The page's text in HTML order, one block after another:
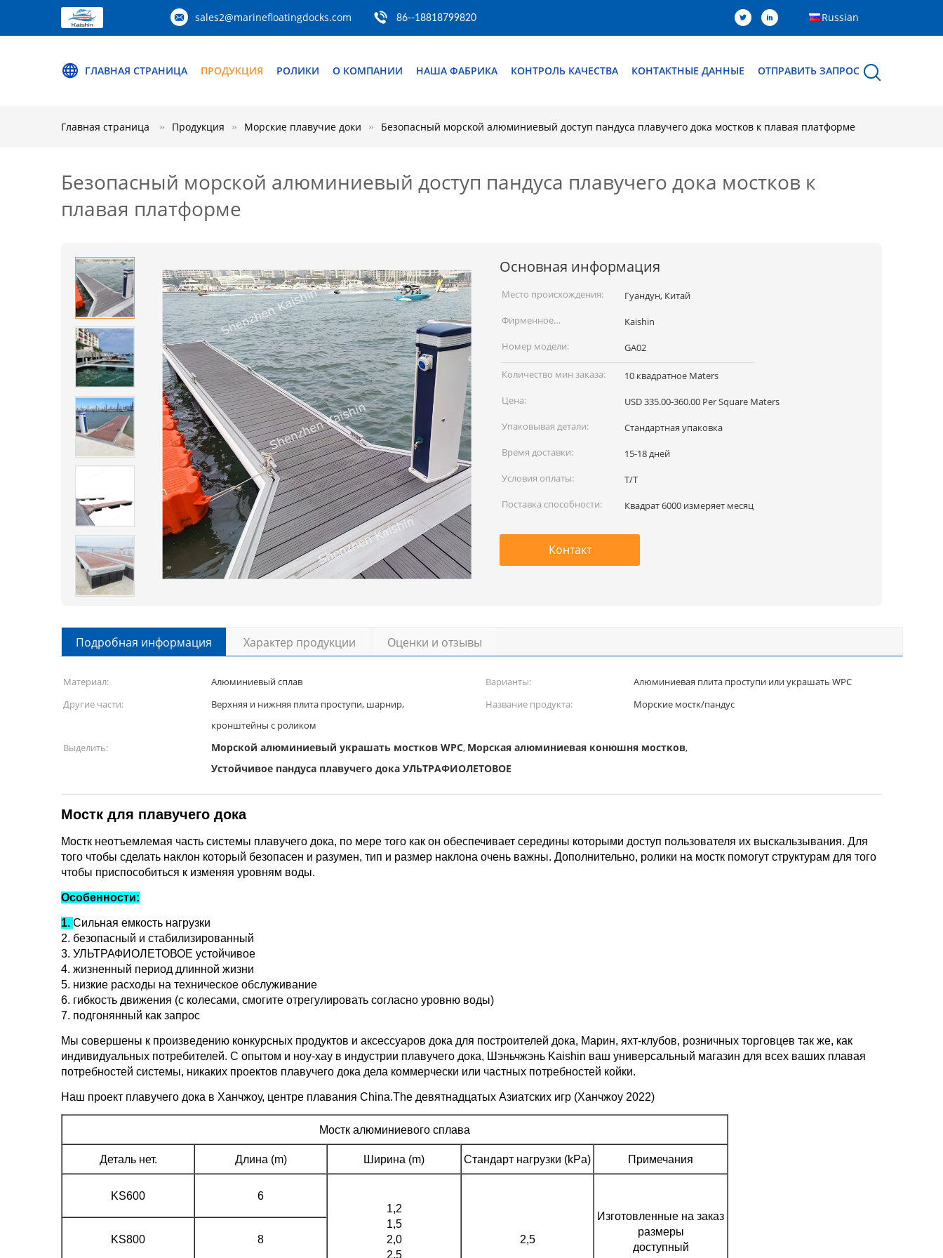
sales2@marinefloatingdocks.com 86--18818799820 Russian
ГЛАВНАЯ СТРАНИЦА ПРОДУКЦИЯ РОЛИКИ О КОМПАНИИ НАША ФАБРИКА КОНТРОЛЬ КАЧЕСТВА КОНТАКТНЫЕ ДАННЫЕ ОТПРАВИТЬ ЗАПРОС
Главная страница Продукция Морские плавучие доки Безопасный морской алюминиевый доступ пандуса плавучего дока мостков к плавая платформе
Безопасный морской алюминиевый доступ пандуса плавучего дока мостков к
плавая платформе
Основная информация
Место происхождения:
Гуандун, Китай
Фирменное
наименование:
Kaishin
Номер модели:
GA02
Количество мин заказа:
10 квадратное Maters
Цена:
USD 335.00-360.00 Per Square Maters
Упаковывая детали:
Стандартная упаковка
Время доставки:
15-18 дней
Условия оплаты:
T/T
Поставка способности:
Квадрат 6000 измеряет месяц
Контакт
Подробная информация Характер продукции Оценки и отзывы
Материал: Алюминиевый сплав Варианты:
Алюминиевая плита проступи или украшать WPC
Другие части:
Верхняя и нижняя плита проступи, шарнир,
кронштейны с роликом
Название продукта: Морские мостк/пандус
Выделить: Морской алюминиевый украшать мостков WPC, Морская алюминиевая конюшня мостков,
Устойчивое пандуса плавучего дока УЛЬТРАФИОЛЕТОВОЕ
Мостк для плавучего дока
Мостк неотъемлемая часть системы плавучего дока, по мере того как он обеспечивает середины которыми доступ пользователя их выскальзывания. Для
того чтобы сделать наклон который безопасен и разумен, тип и размер наклона очень важны. Дополнительно, ролики на мостк помогут структурам для того
чтобы приспособиться к изменяя уровням воды.
Особенности:
1. Сильная емкость нагрузки
2. безопасный и стабилизированный
3. УЛЬТРАФИОЛЕТОВОЕ устойчивое
4. жизненный период длинной жизни
5. низкие расходы на техническое обслуживание
6. гибкость движения (с колесами, смогите отрегулировать согласно уровню воды)
7. подгонянный как запрос
Мы совершены к произведению конкурсных продуктов и аксессуаров дока для построителей дока, Марин, яхт-клубов, розничных торговцев так же, как
индивидуальных потребителей. С опытом и ноу-хау в индустрии плавучего дока, Шэньчжэнь Kaishin ваш универсальный магазин для всех ваших плавая
потребностей системы, никаких проектов плавучего дока дела коммерчески или частных потребностей койки.
Наш проект плавучего дока в Ханчжоу, центре плавания China.The девятнадцатых Азиатских игр (Ханчжоу 2022)
Мостк алюминиевого сплава
Деталь нет. Длина (m) Ширина (m) Стандарт нагрузки (kPa) Примечания
KS600
6
1,2
1,5
2,0
2,5
2,5
Изготовленные на заказ
размеры
доступный
KS800 8